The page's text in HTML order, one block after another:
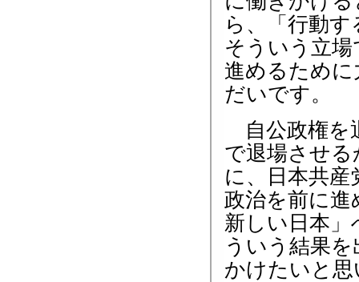
ら、「行動
そういう立
進めるため
だいです。
自公政権を
で退場させ
に、日本共
政治を前に
新しい日本
ういう結果
かけたいと